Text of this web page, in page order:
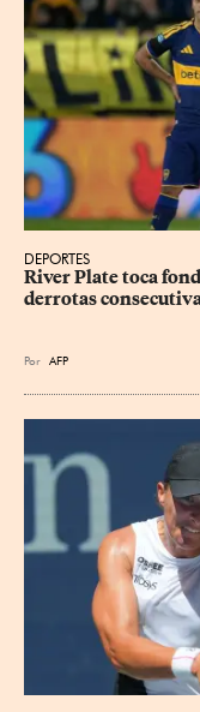
DEPORTES
River Plate toca
derrotas
Por AFP